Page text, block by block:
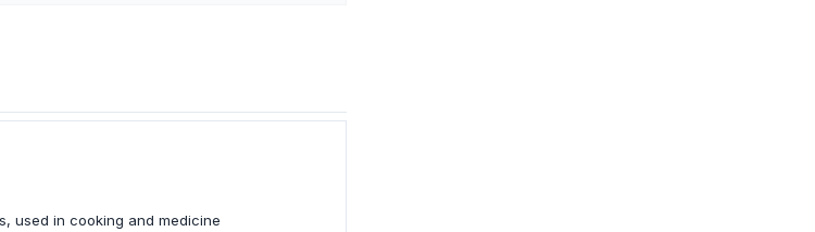
used in cooking and medicine